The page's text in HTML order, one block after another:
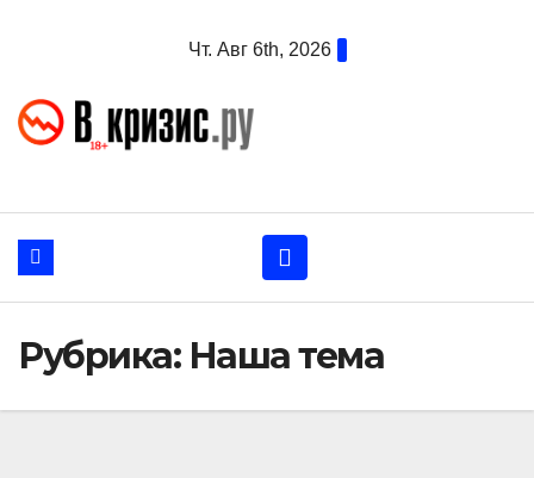
Чт. Авг 6th, 2026
Рубрика: Наша тема